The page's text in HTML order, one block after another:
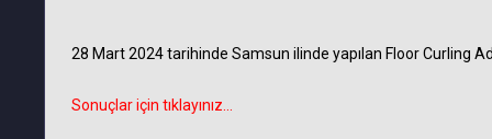
28 Mart 2024 tarihinde Samsun ilinde yapılan Floor Curling
Sonuçlar için tıklayınız...